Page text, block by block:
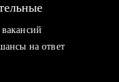
на ответ